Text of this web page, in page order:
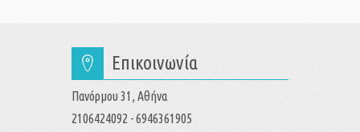
Επικοινωνία
Πανόρμου 31, Αθήνα
2106424092 - 6946361905